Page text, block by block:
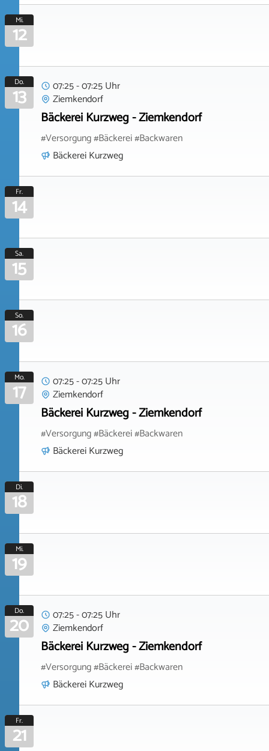
Mi.
12
Do.
13
07:25 - 07:25 Uhr
Ziemkendorf
Bäckerei Kurzweg - Ziemkendorf
#Versorgung #Bäckerei #Backwaren
Bäckerei Kurzweg
Fr.
14
Sa.
15
So.
16
Mo.
17
07:25 - 07:25 Uhr
Ziemkendorf
Bäckerei Kurzweg - Ziemkendorf
#Versorgung #Bäckerei #Backwaren
Bäckerei Kurzweg
Di.
18
Mi.
19
Do.
20
07:25 - 07:25 Uhr
Ziemkendorf
Bäckerei Kurzweg - Ziemkendorf
#Versorgung #Bäckerei #Backwaren
Bäckerei Kurzweg
Fr.
21